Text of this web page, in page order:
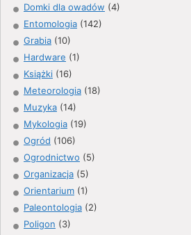
Domki dla owadów (4)
Entomologia (142)
Grabia (10)
Hardware (1)
Książki (16)
Meteorologia (18)
Muzyka (14)
Mykologia (19)
Ogród (106)
Ogrodnictwo (5)
Organizacja (5)
Orientarium (1)
Paleontologia (2)
Poligon (3)